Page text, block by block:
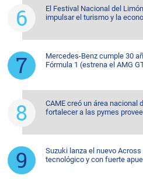
El Festival Nacional del
impulsar el turismo y la
Mercedes-Benz cumple 30
Fórmula 1 (estrena el AMG
CAME creó un área nacional
fortalecer a las pymes
Suzuki lanza el nuevo
tecnológico y con fuerte